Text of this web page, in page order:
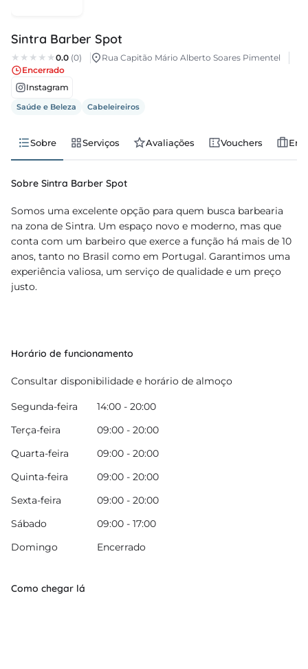
Sintra Barber Spot
0.0 (0)
Rua Capitão Mário Alberto Soares Pimentel
Encerrado
Instagram
Saúde e Beleza Cabeleireiros
Sobre Serviços Avaliações Vouchers
Sobre Sintra Barber Spot
Somos uma excelente opção para quem busca barbearia
na zona de Sintra. Um espaço novo e moderno, mas que
conta com um barbeiro que exerce a função há mais de 10
anos, tanto no Brasil como em Portugal. Garantimos uma
experiência valiosa, um serviço de qualidade e um preço
justo.
Horário de funcionamento
Consultar disponibilidade e horário de almoço
Segunda-feira
14:00 - 20:00
Terça-feira
09:00 - 20:00
Quarta-feira
09:00 - 20:00
Quinta-feira
09:00 - 20:00
Sexta-feira
09:00 - 20:00
Sábado
09:00 - 17:00
Domingo
Encerrado
Como chegar lá